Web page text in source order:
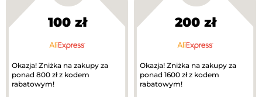
100 zł
Okazja! Zniżka na zakupy za
ponad 800 zł z kodem
rabatowym!
200 zł
Okazja! Zniżka na zakupy za
ponad 1600 zł z kodem
rabatowym!